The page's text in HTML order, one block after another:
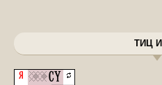
ТИЦ И